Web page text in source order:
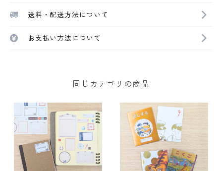
送料・配送方法について
お支払い方法について
同じカテゴリの商品